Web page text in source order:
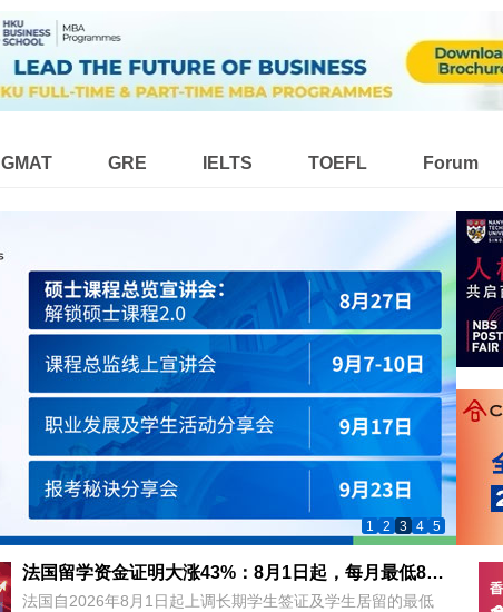
GMAT GRE IELTS TOEFL Forum
1 2 3 4 5
法国留学资金证明大涨43%：8月1日起，每月最低877.50欧元
法国自2026年8月1日起上调长期学生签证及学生居留的最低